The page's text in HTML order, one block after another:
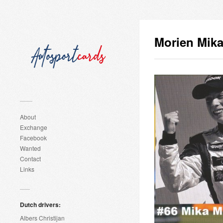
About
Exchange
Facebook
Wanted
Contact
Links
Dutch drivers:
Albers Christijan
Morien Mika